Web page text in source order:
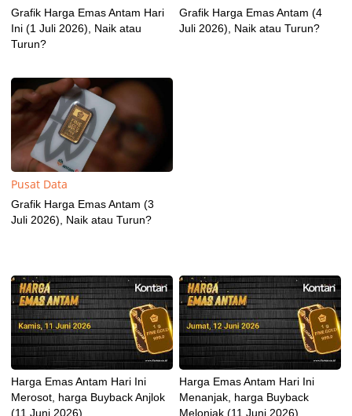
Grafik Harga Emas Antam Hari
Ini (1 Juli 2026), Naik atau
Turun?
Grafik Harga Emas Antam (4
Juli 2026), Naik atau Turun?
Pusat Data
Grafik Harga Emas Antam (3
Juli 2026), Naik atau Turun?
Harga Emas Antam Hari Ini
Merosot, harga Buyback Anjlok
(11 Juni 2026)
Harga Emas Antam Hari Ini
Menanjak, harga Buyback
Melonjak (11 Juni 2026)